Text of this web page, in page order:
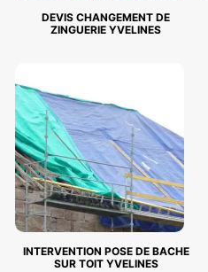
DEVIS CHANGEMENT DE
ZINGUERIE YVELINES
INTERVENTION POSE DE BACHE
SUR TOIT YVELINES